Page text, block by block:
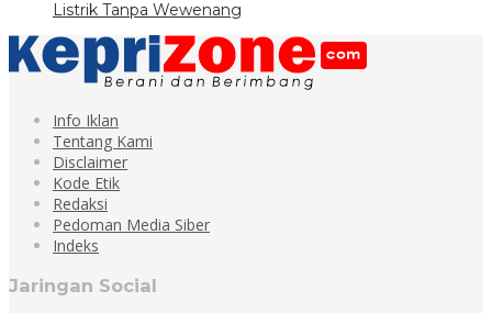
Listrik Tanpa Wewenang
Info Iklan
Tentang Kami
Disclaimer
Kode Etik
Redaksi
Pedoman Media Siber
Indeks
Jaringan Social